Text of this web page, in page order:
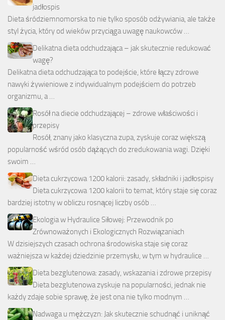
jadłospis
Dieta śródziemnomorska to nie tylko sposób odżywiania, ale także
styl życia, który od wieków przyciąga uwagę naukowców …
Delikatna dieta odchudzająca – jak skutecznie redukować
wagę?
Delikatna dieta odchudzająca to podejście, które łączy zdrowe
nawyki żywieniowe z indywidualnym podejściem do potrzeb
organizmu, a …
Rosół na diecie odchudzającej – zdrowe właściwości i
przepisy
Rosół, znany jako klasyczna zupa, zyskuje coraz większą
popularność wśród osób dążących do zredukowania wagi. Dzięki
swoim …
Dieta cukrzycowa 1200 kalorii: zasady, składniki i jadłospisy
Dieta cukrzycowa 1200 kalorii to temat, który staje się coraz
bardziej istotny w obliczu rosnącej liczby osób …
Ekologia w Hydraulice Siłowej: Przewodnik po
Zrównoważonych i Ekologicznych Rozwiązaniach
W dzisiejszych czasach ochrona środowiska staje się coraz
ważniejsza w każdej dziedzinie przemysłu, w tym w hydraulice …
Dieta bezglutenowa: zasady, wskazania i zdrowe przepisy
Dieta bezglutenowa zyskuje na popularności, jednak nie
każdy zdaje sobie sprawę, że jest ona nie tylko modnym …
Nadwaga u mężczyzn: Jak skutecznie schudnąć i uniknąć